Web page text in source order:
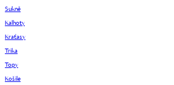
Sukně
Kalhoty
Kraťasy
Trika
Topy
Košile